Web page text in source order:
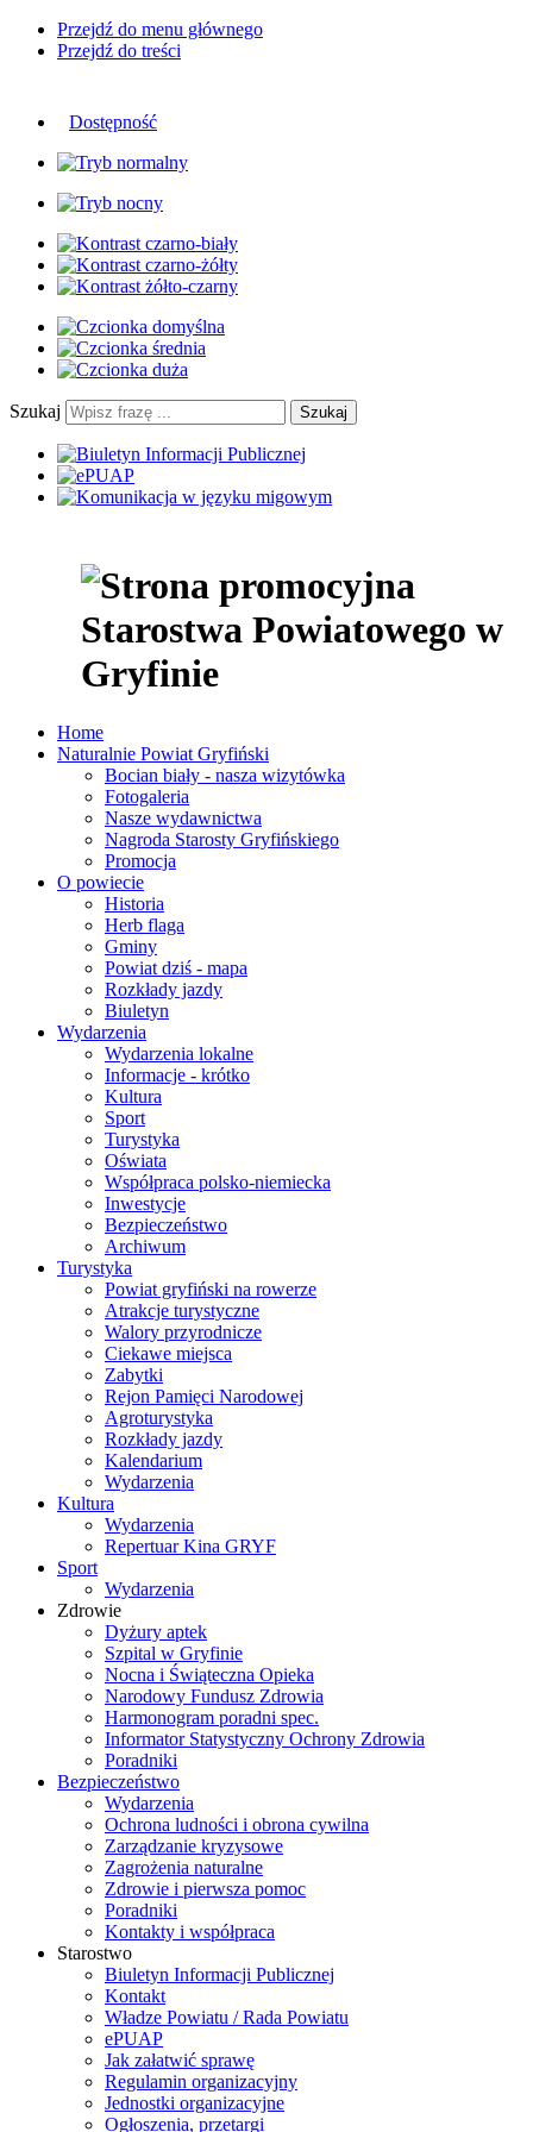
Przejdź do menu głównego
Przejdź do treści
Dostępność
Szukaj Szukaj
Home
Naturalnie Powiat Gryfiński
Bocian biały - nasza wizytówka
Fotogaleria
Nasze wydawnictwa
Nagroda Starosty Gryfińskiego
Promocja
O powiecie
Historia
Herb flaga
Gminy
Powiat dziś - mapa
Rozkłady jazdy
Biuletyn
Wydarzenia
Wydarzenia lokalne
Informacje - krótko
Kultura
Sport
Turystyka
Oświata
Współpraca polsko-niemiecka
Inwestycje
Bezpieczeństwo
Archiwum
Turystyka
Powiat gryfiński na rowerze
Atrakcje turystyczne
Walory przyrodnicze
Ciekawe miejsca
Zabytki
Rejon Pamięci Narodowej
Agroturystyka
Rozkłady jazdy
Kalendarium
Wydarzenia
Kultura
Wydarzenia
Repertuar Kina GRYF
Sport
Wydarzenia
Zdrowie
Dyżury aptek
Szpital w Gryfinie
Nocna i Świąteczna Opieka
Narodowy Fundusz Zdrowia
Harmonogram poradni spec.
Informator Statystyczny Ochrony Zdrowia
Poradniki
Bezpieczeństwo
Wydarzenia
Ochrona ludności i obrona cywilna
Zarządzanie kryzysowe
Zagrożenia naturalne
Zdrowie i pierwsza pomoc
Poradniki
Kontakty i współpraca
Starostwo
Biuletyn Informacji Publicznej
Kontakt
Władze Powiatu / Rada Powiatu
ePUAP
Jak załatwić sprawę
Regulamin organizacyjny
Jednostki organizacyjne
Ogłoszenia, przetargi